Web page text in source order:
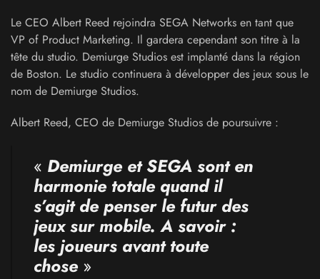
Le CEO Albert Reed rejoindra SEGA Networks en tant que
VP of Product Marketing. Il gardera cependant son titre à la
tête du studio. Demiurge Studios est implanté dans la région
de Boston. Le studio continuera à développer des jeux sous le
nom de Demiurge Studios.
Albert Reed, CEO de Demiurge Studios de poursuivre :
« Demiurge et SEGA sont en
harmonie totale quand il
s’agit de penser le futur des
jeux sur mobile. A savoir :
les joueurs avant toute
chose»